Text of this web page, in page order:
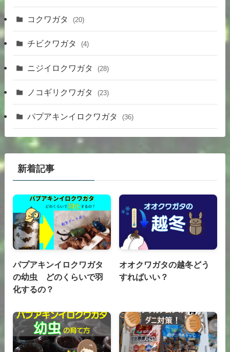
コクワガタ (20)
チビクワガタ (4)
ニジイロクワガタ (28)
ノコギリクワガタ (23)
パプアキンイロクワガタ (36)
新着記事
パプアキンイロクワガタ
の幼虫 どのくらいで羽
化するの？
オオクワガタの越冬どう
すればいい？